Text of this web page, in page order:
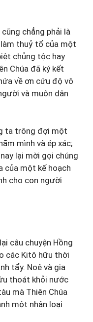
chẳng phải là
thuỷ tổ của một
chủng tộc hay
Chúa đã ký kết
về ơn cứu độ vô
và muôn dân
ta trông đợi một
mình và ép xác;
lại mời gọi chúng
của một kế hoạch
cho con người
câu chuyện Hồng
các Kitô hữu thời
tẩy. Noê và gia
thoát khỏi nước
mà Thiên Chúa
một nhân loại